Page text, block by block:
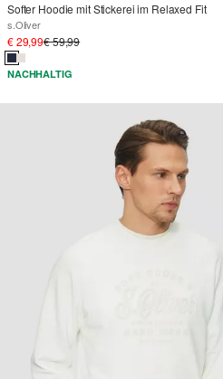
Softer Hoodie mit Stickerei im Relaxed Fit
s.Oliver
€ 29,99€ 59,99
NACHHALTIG